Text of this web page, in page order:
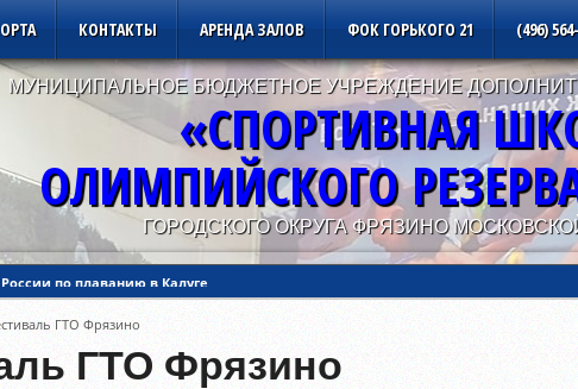
КОНТАКТЫ АРЕНДА ЗАЛОВ ФОК ГОРЬКОГО 21 (496)
МУНИЦИПАЛЬНОЕ БЮДЖЕТНОЕ УЧРЕЖДЕНИЕ
«СПОРТИВНАЯ
ОЛИМПИЙСКОГО
ГОРОДСКОГО ОКРУГА ФРЯЗИНО
России по плаванию в Уфе
дзюдо
по дзюдоГТО Фрязино
ГТО Фрязино